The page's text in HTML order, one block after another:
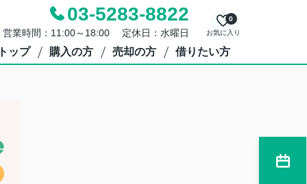
03-5283-8822
営業時間：11:00～18:00 定休日：水曜日 お気に入り
0
ップ 購入の方 売却の方 借りたい方